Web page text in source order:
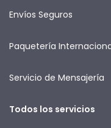
Envíos Seguros
Paquetería
Servicio de Mensajería
Todos los servicios